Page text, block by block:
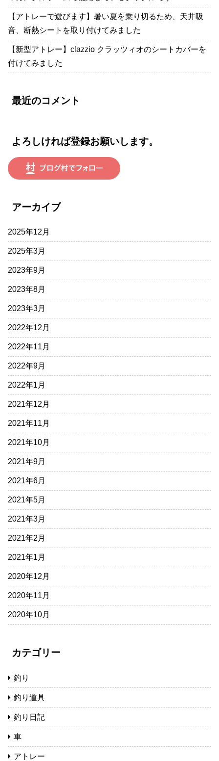
【アトレーで遊びます】暑い夏を乗り切るため、天井吸
音、断熱シートを取り付けてみました
【新型アトレー】clazzio クラッツィオのシートカバーを
付けてみました
最近のコメント
よろしければ登録お願いします。
アーカイブ
2025年12月
2025年3月
2023年9月
2023年8月
2023年3月
2022年12月
2022年11月
2022年9月
2022年1月
2021年12月
2021年11月
2021年10月
2021年9月
2021年6月
2021年5月
2021年3月
2021年2月
2021年1月
2020年12月
2020年11月
2020年10月
カテゴリー
釣り
釣り道具
釣り日記
車
アトレー